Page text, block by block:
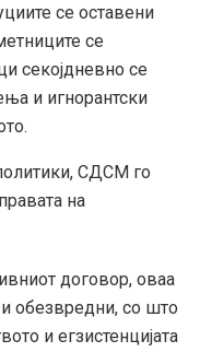
се оставени
се
секојдневно се
и игнорантски
СДСМ го
на
договор, оваа
обезвредни, со што
и егзистенцијата